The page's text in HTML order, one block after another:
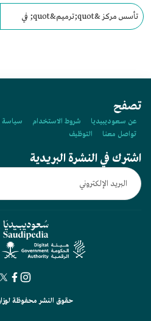
تأسس مركز &quot;ترميم&quot; في
تصفح
عن سعوديبيديا شروط الاستخدام سياسة
تواصل معنا
التوظيف
اشترك في النشرة البريدية
حقوق النشر محفوظة لوزارة